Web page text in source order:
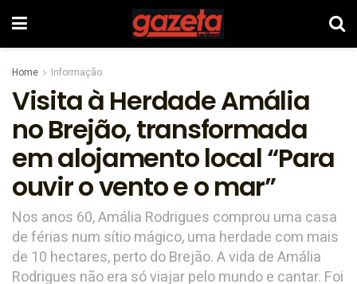
Home Informação
Visita à Herdade Amália
no Brejão, transformada
em alojamento local “Para
ouvir o vento e o mar”
Nos anos 60, Amália Rodrigues comprou uma casa
de férias num sítio mágico, uma herdade com mais
de 10 hectares, perto do Brejão. A vida de Amália
Rodrigues não era só viajar pelo mundo e cantar. Foi